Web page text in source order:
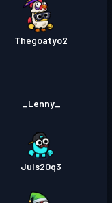
Thegoatyo2
_Lenny_
Juls20q3